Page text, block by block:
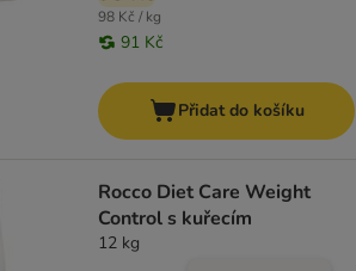
98 Kč / kg
91 Kč
Přidat do košíku
Rocco Diet Care Weight
Control s kuřecím
12 kg